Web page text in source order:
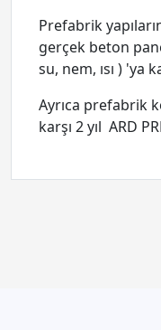
Prefabrik
gerçek beton
su, nem, ısı ) 'ya
Ayrıca prefabrik
karşı 2 yıl ARD